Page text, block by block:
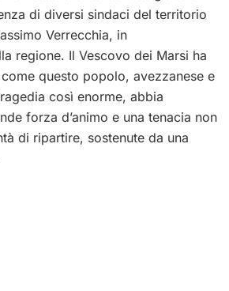
di diversi sindaci del territorio
Verrecchia, in
regione. Il Vescovo dei Marsi ha
questo popolo, avezzanese e
così enorme, abbia
forza d’animo e una tenacia non
di ripartire, sostenute da una